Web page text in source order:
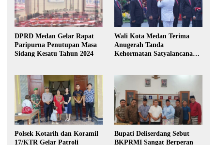
DPRD Medan Gelar Rapat
Paripurna Penutupan Masa
Sidang Kesatu Tahun 2024
Wali Kota Medan Terima
Anugerah Tanda
Kehormatan Satyalancana
Polsek Kotarih dan Koramil
17/KTR Gelar Patroli
Bupati Deliserdang Sebut
BKPRMI Sangat Berperan